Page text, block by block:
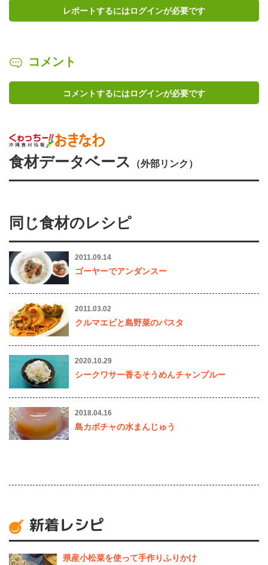
レポートするにはログインが必要です
コメント
コメントするにはログインが必要です
食材データベース （外部リンク）
同じ食材のレシピ
2011.09.14
ゴーヤーでアンダンスー
2011.03.02
クルマエビと島野菜のパスタ
2020.10.29
シークワサー香るそうめんチャンプルー
2018.04.16
島カボチャの水まんじゅう
新着レシピ
県産⼩松菜を使って⼿作りふりかけ